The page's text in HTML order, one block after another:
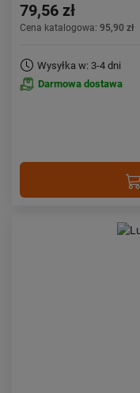
79,56 zł
Cena katalogowa: 95,90 zł
Wysyłka w: 3-4 dni
Darmowa dostawa